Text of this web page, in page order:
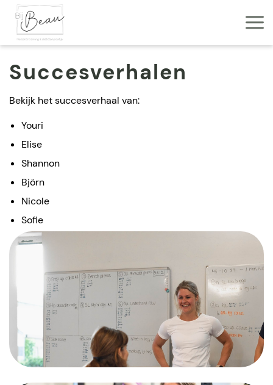
Succesverhalen
Bekijk het succesverhaal van:
Youri
Elise
Shannon
Björn
Nicole
Sofie